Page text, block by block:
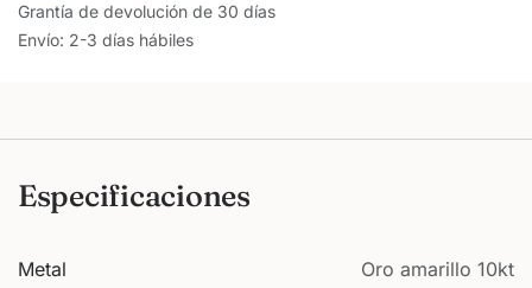
Grantía de devolución de 30 días
Envío: 2-3 días hábiles
Especificaciones
Metal Oro amarillo 10kt